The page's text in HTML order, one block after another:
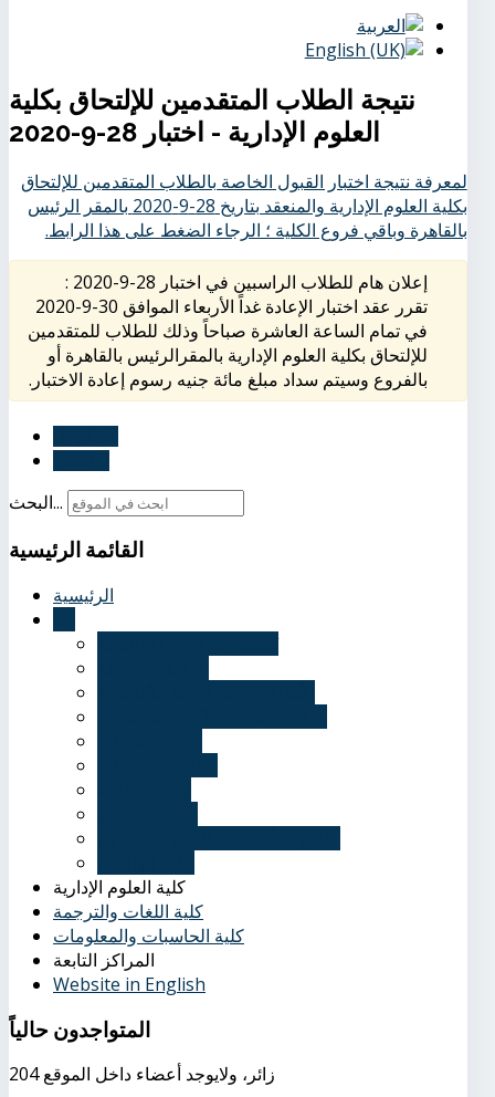
نتيجة الطلاب المتقدمين للإلتحاق بكلية
العلوم الإدارية - اختبار 28-9-2020
لمعرفة نتيجة اختبار القبول الخاصة بالطلاب المتقدمين للإلتحاق
بكلية العلوم الإدارية والمنعقد بتاريخ 28-9-2020 بالمقر الرئيس
بالقاهرة وباقي فروع الكلية ؛ الرجاء الضغط على هذا الرابط.
إعلان هام للطلاب الراسبين في اختبار 28-9-2020 :
تقرر عقد اختبار الإعادة غداً الأربعاء الموافق 30-9-2020
في تمام الساعة العاشرة صباحاً وذلك للطلاب للمتقدمين
للإلتحاق بكلية العلوم الإدارية بالمقرالرئيس بالقاهرة أو
بالفروع وسيتم سداد مبلغ مائة جنيه رسوم إعادة الاختبار.
البحث...
القائمة الرئيسية
الرئيسية
كلية العلوم الإدارية
كلية اللغات والترجمة
كلية الحاسبات والمعلومات
المراكز التابعة
Website in English
المتواجدون حالياً
204 زائر، ولايوجد أعضاء داخل الموقع